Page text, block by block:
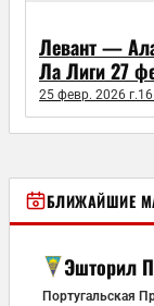
Левант —
Ла Лиги 27
25 февр. 2026 г.
БЛИЖАЙШИЕ
Эшторил
Португальская